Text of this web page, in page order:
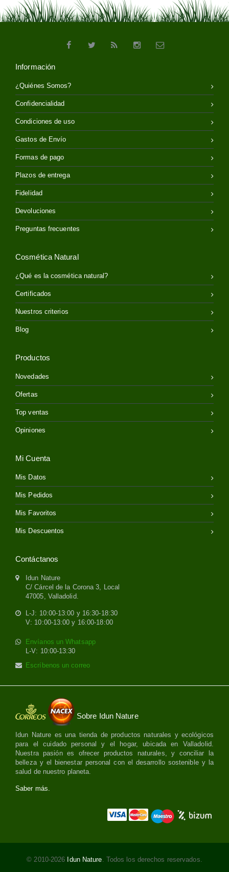
Información
¿Quiénes Somos?
Confidencialidad
Condiciones de uso
Gastos de Envío
Formas de pago
Plazos de entrega
Fidelidad
Devoluciones
Preguntas frecuentes
Cosmética Natural
¿Qué es la cosmética natural?
Certificados
Nuestros criterios
Blog
Productos
Novedades
Ofertas
Top ventas
Opiniones
Mi Cuenta
Mis Datos
Mis Pedidos
Mis Favoritos
Mis Descuentos
Contáctanos
Idun Nature
C/ Cárcel de la Corona 3, Local
47005, Valladolid.
L-J: 10:00-13:00 y 16:30-18:30
V: 10:00-13:00 y 16:00-18:00
Envíanos un Whatsapp
L-V: 10:00-13:30
Escríbenos un correo
Sobre Idun Nature
Idun Nature es una tienda de productos naturales y ecológicos
para el cuidado personal y el hogar, ubicada en Valladolid.
Nuestra pasión es ofrecer productos naturales, y conciliar la
belleza y el bienestar personal con el desarrollo sostenible y la
salud de nuestro planeta.
Saber más.
© 2010-2026 Idun Nature. Todos los derechos reservados.